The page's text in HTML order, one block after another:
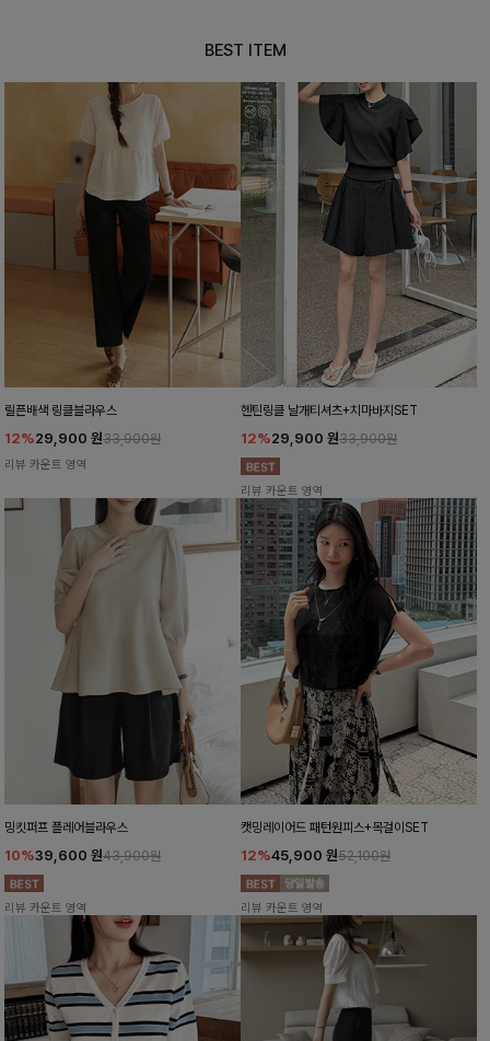
BEST ITEM
릴픈배색 링클블라우스
12%29,900 원33,900원
리뷰 카운트 영역
헨틴링클 날개티셔츠+치마바지SET
12%29,900 원33,900원
리뷰 카운트 영역
밍킷퍼프 플레어블라우스
10%39,600 원43,900원
리뷰 카운트 영역
캣밍레이어드 패턴원피스+목걸이SET
12%45,900 원52,100원
리뷰 카운트 영역